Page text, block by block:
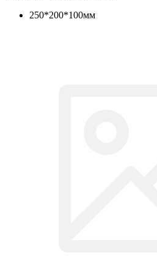
250*200*100мм